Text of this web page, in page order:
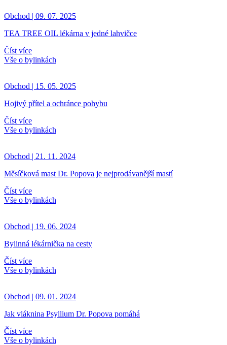
Obchod | 09. 07. 2025
TEA TREE OIL lékárna v jedné lahvičce
Číst více
Vše o bylinkách
Obchod | 15. 05. 2025
Hojivý přítel a ochránce pohybu
Číst více
Vše o bylinkách
Obchod | 21. 11. 2024
Měsíčková mast Dr. Popova je nejprodávanější mastí
Číst více
Vše o bylinkách
Obchod | 19. 06. 2024
Bylinná lékárnička na cesty
Číst více
Vše o bylinkách
Obchod | 09. 01. 2024
Jak vláknina Psyllium Dr. Popova pomáhá
Číst více
Vše o bylinkách